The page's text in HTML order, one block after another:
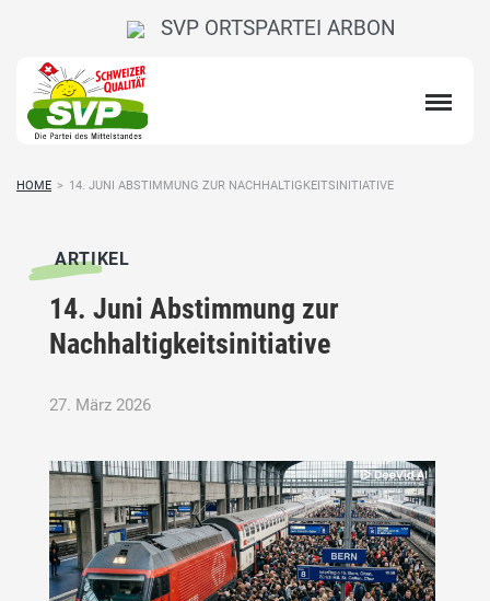
SVP ORTSPARTEI ARBON
HOME > 14. JUNI ABSTIMMUNG ZUR NACHHALTIGKEITSINITIATIVE
ARTIKEL
14. Juni Abstimmung zur
Nachhaltigkeitsinitiative
27. März 2026